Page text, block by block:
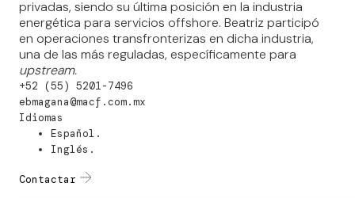
privadas, siendo su última posición en la industria
energética para servicios offshore. Beatriz participó
en operaciones transfronterizas en dicha industria,
una de las más reguladas, específicamente para
upstream.
+52 (55) 5201-7496
ebmagana@macf.com.mx
Idiomas
Español.
Inglés.
Contactar